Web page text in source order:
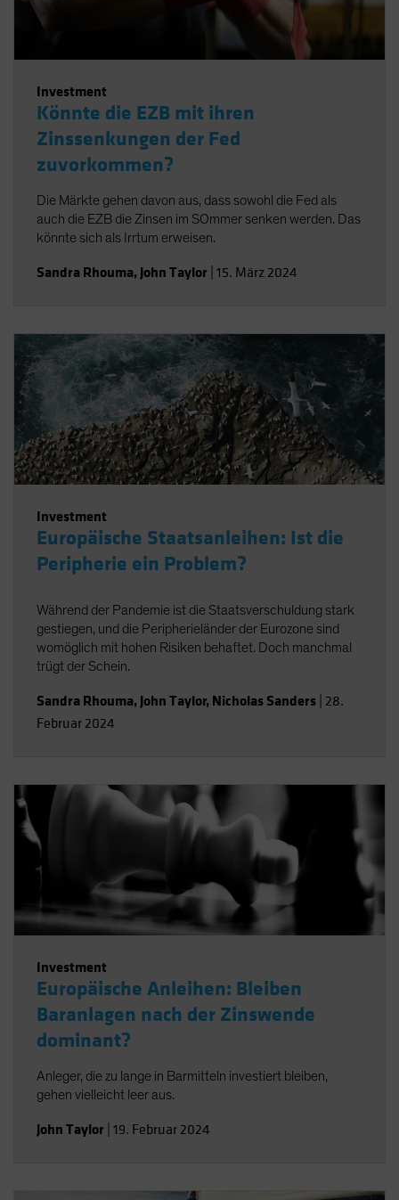
Investment
Könnte die EZB mit ihren
Zinssenkungen der Fed
zuvorkommen?
Die Märkte gehen davon aus, dass sowohl die Fed als
auch die EZB die Zinsen im SOmmer senken werden. Das
könnte sich als Irrtum erweisen.
Sandra Rhouma, John Taylor 15. März 2024
Investment
Europäische Staatsanleihen: Ist die
Peripherie ein Problem?
Während der Pandemie ist die Staatsverschuldung stark
gestiegen, und die Peripherieländer der Eurozone sind
womöglich mit hohen Risiken behaftet. Doch manchmal
trügt der Schein.
Sandra Rhouma, John Taylor, Nicholas Sanders 28.
Februar 2024
Investment
Europäische Anleihen: Bleiben
Baranlagen nach der Zinswende
dominant?
Anleger, die zu lange in Barmitteln investiert bleiben,
gehen vielleicht leer aus.
John Taylor 19. Februar 2024